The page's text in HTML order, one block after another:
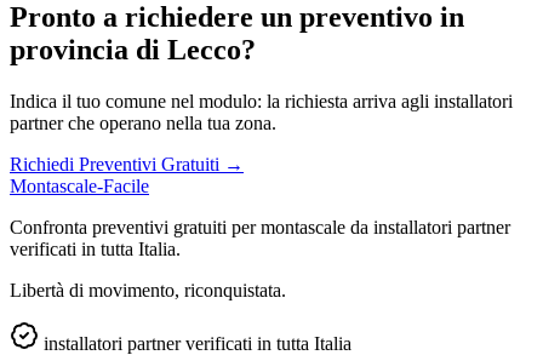
Pronto a richiedere un preventivo in
provincia di Lecco?
Indica il tuo comune nel modulo: la richiesta arriva agli installatori
partner che operano nella tua zona.
Richiedi Preventivi Gratuiti →
Montascale-Facile
Confronta preventivi gratuiti per montascale da installatori partner
verificati in tutta Italia.
Libertà di movimento, riconquistata.
installatori partner verificati in tutta Italia